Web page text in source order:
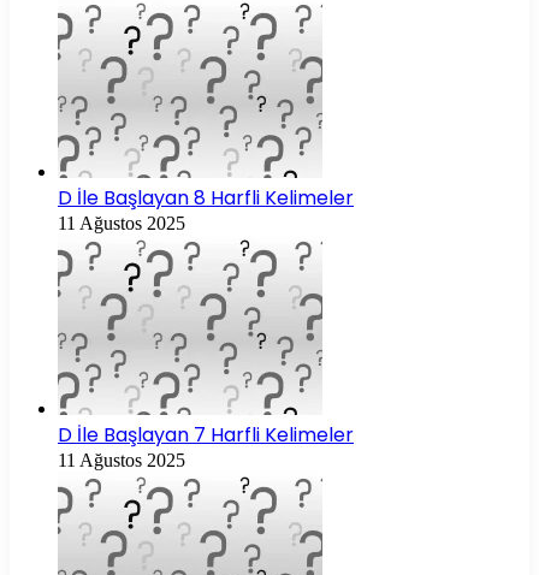
D İle Başlayan 8 Harfli Kelimeler
11 Ağustos 2025
D İle Başlayan 7 Harfli Kelimeler
11 Ağustos 2025